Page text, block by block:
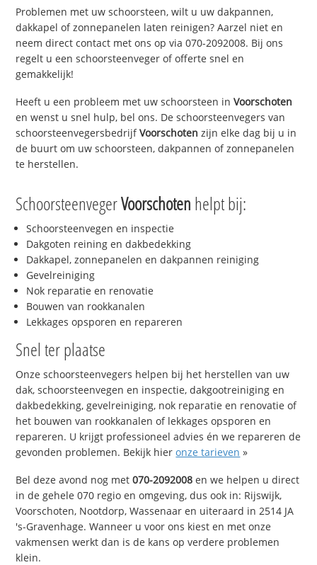
Problemen met uw schoorsteen, wilt u uw dakpannen,
dakkapel of zonnepanelen laten reinigen? Aarzel niet en
neem direct contact met ons op via 070-2092008. Bij ons
regelt u een schoorsteenveger of offerte snel en
gemakkelijk!
Heeft u een probleem met uw schoorsteen inVoorschoten
en wenst u snel hulp, bel ons. De schoorsteenvegers van
schoorsteenvegersbedrijfVoorschoten zijn elke dag bij u in
de buurt om uw schoorsteen, dakpannen of zonnepanelen
te herstellen.
SchoorsteenvegerVoorschoten helpt bij:
Schoorsteenvegen en inspectie
Dakgoten reining en dakbedekking
Dakkapel, zonnepanelen en dakpannen reiniging
Gevelreiniging
Nok reparatie en renovatie
Bouwen van rookkanalen
Lekkages opsporen en repareren
Snel ter plaatse
Onze schoorsteenvegers helpen bij het herstellen van uw
dak, schoorsteenvegen en inspectie, dakgootreiniging en
dakbedekking, gevelreiniging, nok reparatie en renovatie of
het bouwen van rookkanalen of lekkages opsporen en
repareren. U krijgt professioneel advies én we repareren de
gevonden problemen. Bekijk hieronze tarieven »
Bel deze avond nog met070-2092008 en we helpen u direct
in de gehele 070 regio en omgeving, dus ook in: Rijswijk,
Voorschoten, Nootdorp, Wassenaar en uiteraard in 2514 JA
's-Gravenhage. Wanneer u voor ons kiest en met onze
vakmensen werkt dan is de kans op verdere problemen
klein.